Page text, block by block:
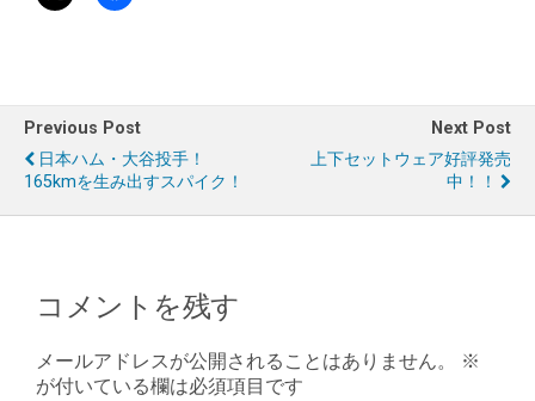
Previous Post
日本ハム・大谷投手！
165kmを生み出すスパイク！
Next Post
上下セットウェア好評発売
中！！
コメントを残す
メールアドレスが公開されることはありません。
※
が付いている欄は必須項目です